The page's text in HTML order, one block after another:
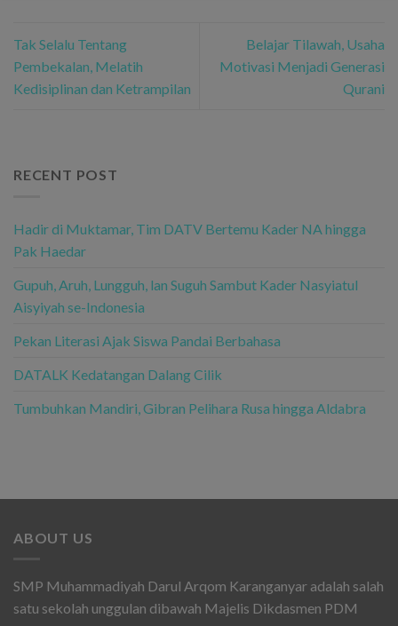
Tak Selalu Tentang
Pembekalan, Melatih
Kedisiplinan dan Ketrampilan
Belajar Tilawah, Usaha
Motivasi Menjadi Generasi
Qurani
RECENT POST
Hadir di Muktamar, Tim DATV Bertemu Kader NA hingga
Pak Haedar
Gupuh, Aruh, Lungguh, lan Suguh Sambut Kader Nasyiatul
Aisyiyah se-Indonesia
Pekan Literasi Ajak Siswa Pandai Berbahasa
DATALK Kedatangan Dalang Cilik
Tumbuhkan Mandiri, Gibran Pelihara Rusa hingga Aldabra
ABOUT US
SMP Muhammadiyah Darul Arqom Karanganyar adalah salah
satu sekolah unggulan dibawah Majelis Dikdasmen PDM